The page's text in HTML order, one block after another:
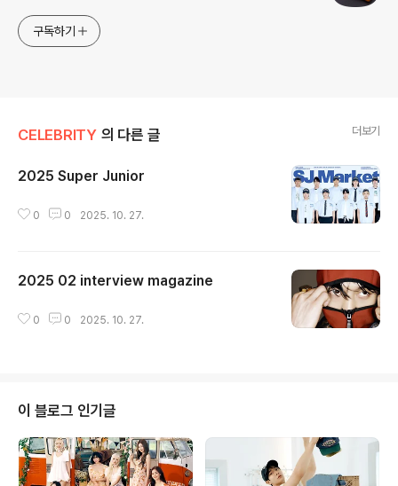
구독하기
CELEBRITY 의 다른 글 더보기
2025 Super Junior
0 0 2025. 10. 27.
2025 02 interview magazine
0 0 2025. 10. 27.
이 블로그 인기글